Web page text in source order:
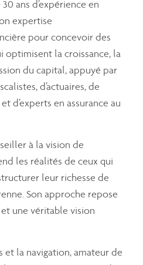
ans d’expérience en
expertise
pour concevoir des
optimisent la croissance, la
du capital, appuyé par
d’actuaires, de
d’experts en assurance au
à la vision de
les réalités de ceux qui
leur richesse de
Son approche repose
une véritable vision
et la navigation, amateur de